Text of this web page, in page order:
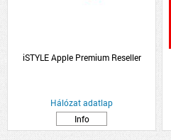
iSTYLE Apple Premium Reseller
Hálózat adatlap
Info